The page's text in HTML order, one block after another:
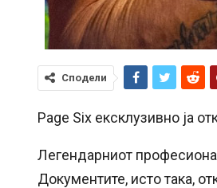
Сподели
Page Six ексклузивно ја
Легендарниот
Документите, исто така,